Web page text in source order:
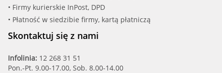
• Firmy kurierskie InPost, DPD
• Płatność w siedzibie firmy, kartą płatniczą
Skontaktuj się z nami
Infolinia: 12 268 31 51
Pon.-Pt. 9.00-17.00, Sob. 8.00-14.00